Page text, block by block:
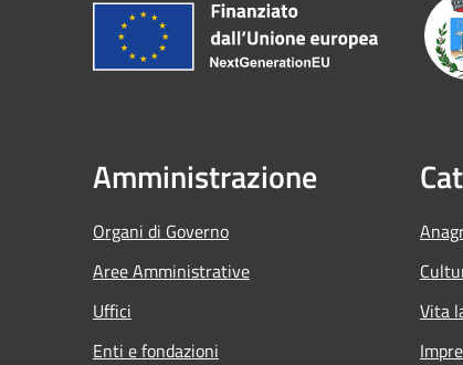
Amministrazione
Organi di Governo
Aree Amministrative
Uffici
Enti e fondazioni
Vita